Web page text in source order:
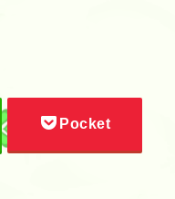
Pocket